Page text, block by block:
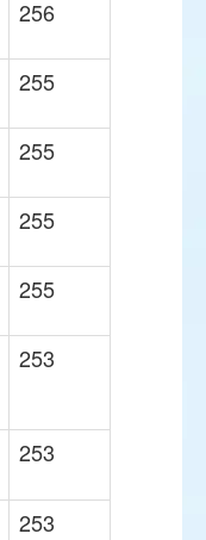
256
255
255
255
255
253
253
253